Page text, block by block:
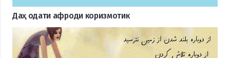
Даҳ одати афроди коризмотик